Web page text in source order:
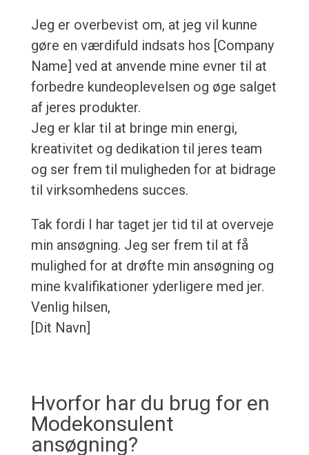
Jeg er overbevist om, at jeg vil kunne
gøre en værdifuld indsats hos [Company
Name] ved at anvende mine evner til at
forbedre kundeoplevelsen og øge salget
af jeres produkter.
Jeg er klar til at bringe min energi,
kreativitet og dedikation til jeres team
og ser frem til muligheden for at bidrage
til virksomhedens succes.
Tak fordi I har taget jer tid til at overveje
min ansøgning. Jeg ser frem til at få
mulighed for at drøfte min ansøgning og
mine kvalifikationer yderligere med jer.
Venlig hilsen,
[Dit Navn]
Hvorfor har du brug for en
Modekonsulent
ansøgning?